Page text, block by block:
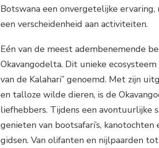
Botswana een onvergetelijke
een verscheidenheid aan activiteiten.
Eén van de meest adembenemende
Okavangodelta. Dit unieke
van de Kalahari” genoemd. Met zijn
en talloze wilde dieren, is de
liefhebbers. Tijdens een avontuurlijke
genieten van bootsafari’s,
gidsen. Van olifanten en nijlpaarden